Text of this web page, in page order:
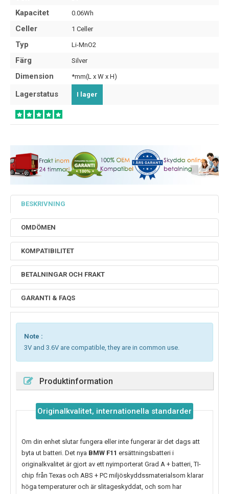
Kapacitet 0.06Wh
Celler 1 Celler
Typ Li-MnO2
Färg Silver
Dimension *mm(L x W x H)
Lagerstatus I lager
BESKRIVNING
OMDÖMEN
KOMPATIBILITET
BETALNINGAR OCH FRAKT
GARANTI & FAQS
Note :
3V and 3.6V are compatible, they are in common use.
Produktinformation
Originalkvalitet, internationella standarder
Om din enhet slutar fungera eller inte fungerar är det dags att
byta ut batteri. Det nya BMW F11 ersättningsbatteri i
originalkvalitet är gjort av ett nyimporterat Grad A + batteri, TI-
chip från Texas och ABS + PC miljöskyddssmaterialsom klarar
höga temperaturer och är slitageskyddat, och som har